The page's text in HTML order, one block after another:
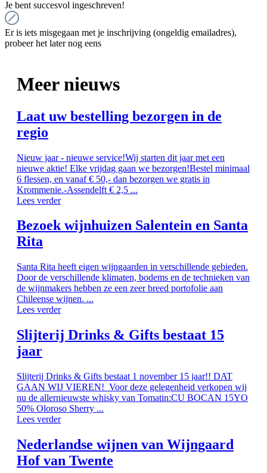
Je bent succesvol ingeschreven!
Er is iets misgegaan met je inschrijving (ongeldig emailadres),
probeer het later nog eens
Meer nieuws
Laat uw bestelling bezorgen in de
regio
Nieuw jaar - nieuwe service!Wij starten dit jaar met een
nieuwe aktie! Elke vrijdag gaan we bezorgen!Bestel minimaal
6 flessen, en vanaf € 50,- dan bezorgen we gratis in
Krommenie.-Assendelft € 2,5 ...
Lees verder
Bezoek wijnhuizen Salentein en Santa
Rita
Santa Rita heeft eigen wijngaarden in verschillende gebieden.
Door de verschillende klimaten, bodems en de technieken van
de wijnmakers hebben ze een zeer breed portofolie aan
Chileense wijnen. ...
Lees verder
Slijterij Drinks & Gifts bestaat 15
jaar
Slijterij Drinks & Gifts bestaat 1 november 15 jaar!! DAT
GAAN WIJ VIEREN! Voor deze gelegenheid verkopen wij
nu de allernieuwste whisky van Tomatin:CU BOCAN 15YO
50% Oloroso Sherry ...
Lees verder
Nederlandse wijnen van Wijngaard
Hof van Twente